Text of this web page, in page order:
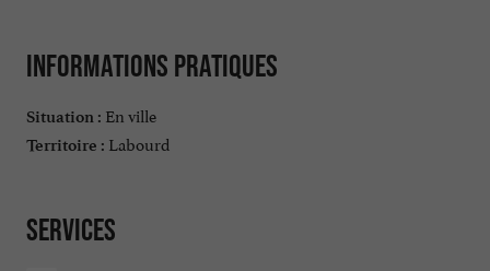
Informations pratiques
Situation : En ville
Territoire : Labourd
Services